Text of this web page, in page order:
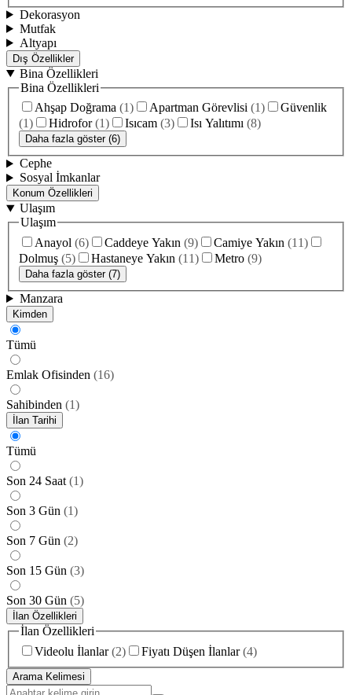
Dekorasyon
Mutfak
Altyapı
Dış Özellikler
Bina Özellikleri
Bina Özellikleri
Ahşap Doğrama (1) Apartman Görevlisi (1)
Güvenlik
(1) Hidrofor (1) Isıcam (3) Isı Yalıtımı (8)
Daha fazla göster (6)
Cephe
Sosyal İmkanlar
Konum Özellikleri
Ulaşım
Ulaşım
Anayol (6) Caddeye Yakın (9) Camiye Yakın (11)
Dolmuş (5) Hastaneye Yakın (11) Metro (9)
Daha fazla göster (7)
Manzara
Kimden
Tümü
Emlak Ofisinden (16)
Sahibinden (1)
İlan Tarihi
Tümü
Son 24 Saat (1)
Son 3 Gün (1)
Son 7 Gün (2)
Son 15 Gün (3)
Son 30 Gün (5)
İlan Özellikleri
İlan Özellikleri
Videolu İlanlar (2) Fiyatı Düşen İlanlar (4)
Arama Kelimesi